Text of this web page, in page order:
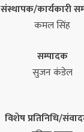
संस्थापक/कार्यकारी
कमल सिंह
सम्पादक
सुजन कंडेल
विशेष प्रतिनिधि/